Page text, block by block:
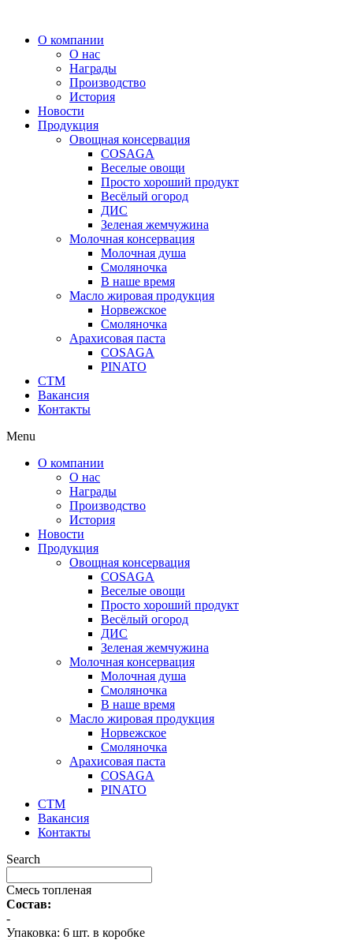
содержимому
О компании
О нас
Награды
Производство
История
Новости
Продукция
Овощная консервация
COSAGA
Веселые овощи
Просто хороший продукт
Весёлый огород
ДИС
Зеленая жемчужина
Молочная консервация
Молочная душа
Смоляночка
В наше время
Масло жировая продукция
Норвежское
Смоляночка
Арахисовая паста
COSAGA
PINATO
СТМ
Вакансия
Контакты
Menu
О компании
О нас
Награды
Производство
История
Новости
Продукция
Овощная консервация
COSAGA
Веселые овощи
Просто хороший продукт
Весёлый огород
ДИС
Зеленая жемчужина
Молочная консервация
Молочная душа
Смоляночка
В наше время
Масло жировая продукция
Норвежское
Смоляночка
Арахисовая паста
COSAGA
PINATO
СТМ
Вакансия
Контакты
Search
Смесь топленая
Состав:
-
Упаковка: 6 шт. в коробке